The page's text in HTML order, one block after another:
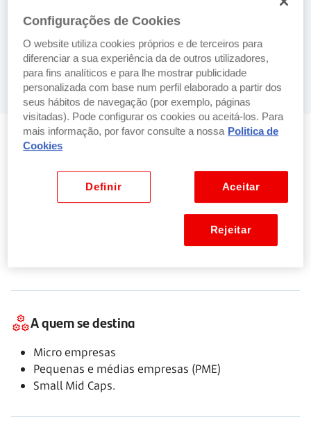
Dar acesso a condições vantajosas no
financiamento
Esta linha de apoio tem prazos de financiamento
alargados e condições preferenciais na taxa de
juro.
Características da Linha BPF Invest EU –
Mobilidade Urbana Sustentável
Apoiar as empresas do setor dos transportes com
A quem se destina
Micro empresas
Pequenas e médias empresas (PME)
Small Mid Caps.
Configurações de Cookies
O website utiliza cookies próprios e de terceiros para
diferenciar a sua experiência da de outros utilizadores,
para fins analíticos e para lhe mostrar publicidade
personalizada com base num perfil elaborado a partir dos
seus hábitos de navegação (por exemplo, páginas
visitadas). Pode configurar os cookies ou aceitá-los. Para
mais informação, por favor consulte a nossa Politica de
Cookies
Aceitar
Definir
Rejeitar